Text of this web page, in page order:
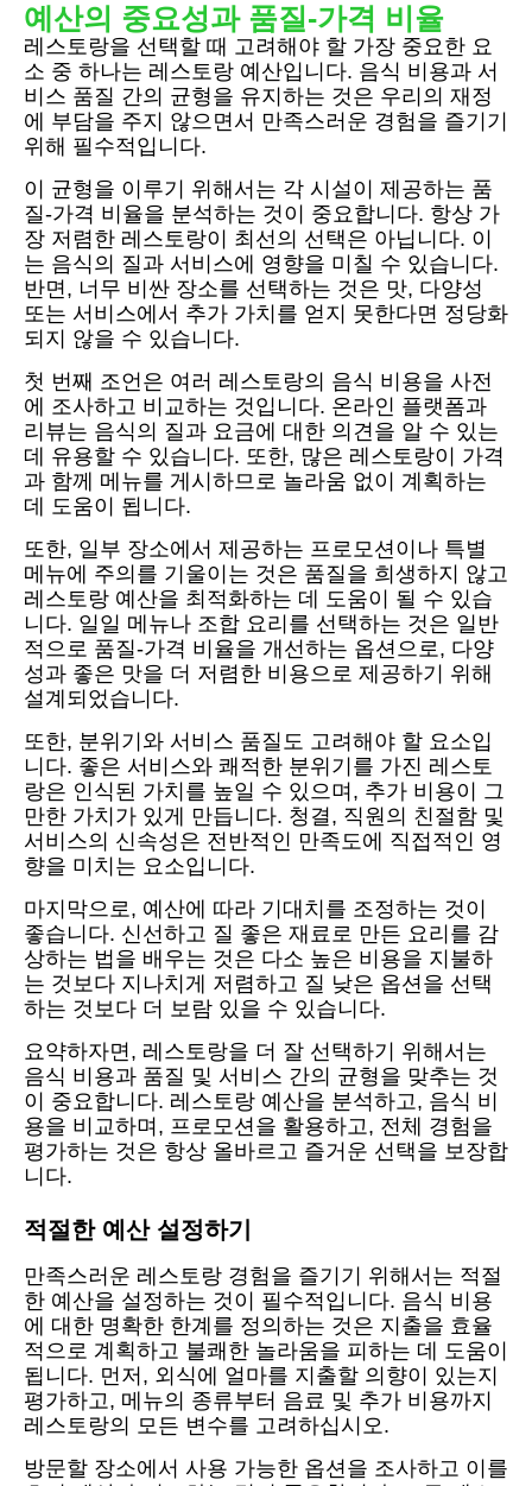
예산의 중요성과 품질-가격 비율
레스토랑을 선택할 때 고려해야 할 가장 중요한 요
소 중 하나는 레스토랑 예산입니다. 음식 비용과 서
비스 품질 간의 균형을 유지하는 것은 우리의 재정
에 부담을 주지 않으면서 만족스러운 경험을 즐기기
위해 필수적입니다.
이 균형을 이루기 위해서는 각 시설이 제공하는 품
질-가격 비율을 분석하는 것이 중요합니다. 항상 가
장 저렴한 레스토랑이 최선의 선택은 아닙니다. 이
는 음식의 질과 서비스에 영향을 미칠 수 있습니다.
반면, 너무 비싼 장소를 선택하는 것은 맛, 다양성
또는 서비스에서 추가 가치를 얻지 못한다면 정당화
되지 않을 수 있습니다.
첫 번째 조언은 여러 레스토랑의 음식 비용을 사전
에 조사하고 비교하는 것입니다. 온라인 플랫폼과
리뷰는 음식의 질과 요금에 대한 의견을 알 수 있는
데 유용할 수 있습니다. 또한, 많은 레스토랑이 가격
과 함께 메뉴를 게시하므로 놀라움 없이 계획하는
데 도움이 됩니다.
또한, 일부 장소에서 제공하는 프로모션이나 특별
메뉴에 주의를 기울이는 것은 품질을 희생하지 않고
레스토랑 예산을 최적화하는 데 도움이 될 수 있습
니다. 일일 메뉴나 조합 요리를 선택하는 것은 일반
적으로 품질-가격 비율을 개선하는 옵션으로, 다양
성과 좋은 맛을 더 저렴한 비용으로 제공하기 위해
설계되었습니다.
또한, 분위기와 서비스 품질도 고려해야 할 요소입
니다. 좋은 서비스와 쾌적한 분위기를 가진 레스토
랑은 인식된 가치를 높일 수 있으며, 추가 비용이 그
만한 가치가 있게 만듭니다. 청결, 직원의 친절함 및
서비스의 신속성은 전반적인 만족도에 직접적인 영
향을 미치는 요소입니다.
마지막으로, 예산에 따라 기대치를 조정하는 것이
좋습니다. 신선하고 질 좋은 재료로 만든 요리를 감
상하는 법을 배우는 것은 다소 높은 비용을 지불하
는 것보다 지나치게 저렴하고 질 낮은 옵션을 선택
하는 것보다 더 보람 있을 수 있습니다.
요약하자면, 레스토랑을 더 잘 선택하기 위해서는
음식 비용과 품질 및 서비스 간의 균형을 맞추는 것
이 중요합니다. 레스토랑 예산을 분석하고, 음식 비
용을 비교하며, 프로모션을 활용하고, 전체 경험을
평가하는 것은 항상 올바르고 즐거운 선택을 보장합
니다.
적절한 예산 설정하기
만족스러운 레스토랑 경험을 즐기기 위해서는 적절
한 예산을 설정하는 것이 필수적입니다. 음식 비용
에 대한 명확한 한계를 정의하는 것은 지출을 효율
적으로 계획하고 불쾌한 놀라움을 피하는 데 도움이
됩니다. 먼저, 외식에 얼마를 지출할 의향이 있는지
평가하고, 메뉴의 종류부터 음료 및 추가 비용까지
레스토랑의 모든 변수를 고려하십시오.
방문할 장소에서 사용 가능한 옵션을 조사하고 이를